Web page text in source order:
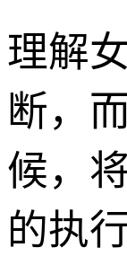
理解
断，
候，
的执